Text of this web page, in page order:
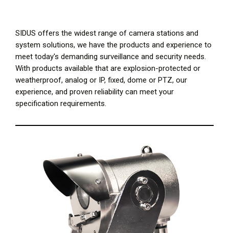
SIDUS offers the widest range of camera stations and
system solutions, we have the products and experience to
meet today's demanding surveillance and security needs.
With products available that are explosion-protected or
weatherproof, analog or IP, fixed, dome or PTZ, our
experience, and proven reliability can meet your
specification requirements.